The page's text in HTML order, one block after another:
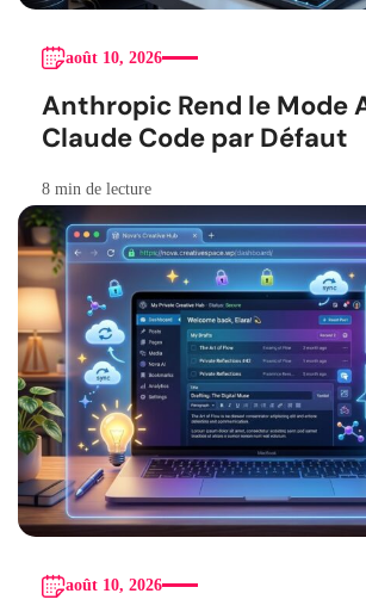
août 10, 2026
Anthropic Rend le Mode
Claude Code par Défaut
8 min de lecture
août 10, 2026